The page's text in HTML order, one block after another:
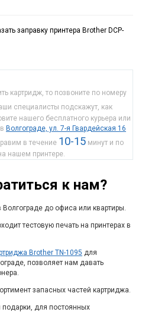
заправку принтера Brother DCP-
картридж, то позвоните по номеру
специалисты подскажут, как
нашего бесплатного курьера или
Волгограде, ул. 7-я Гвардейская 16
в течение 10-15 минут и по
нашем принтере.
к нам?
до офиса или квартиры.
тестовую печать на принтерах в
Brother TN-1095 для
позволяет нам давать
запасных частей картриджа.
для постоянных